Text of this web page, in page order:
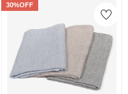
30%OFF